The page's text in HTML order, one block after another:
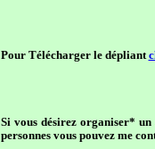
Pour Télécharger le dépliant
Si vous désirez organiser*
personnes vous pouvez me